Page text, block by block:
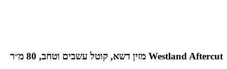
Westland Aftercut מזין דשא, קוטל עשבים וטחב, 80 מ״ר